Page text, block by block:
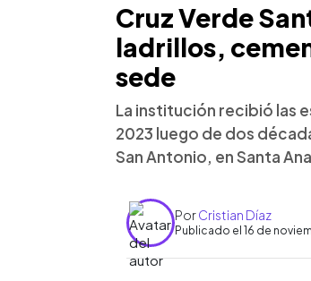
Cruz Verde
ladrillos,
sede
La institución recibió las
2023 luego de dos
San Antonio, en Santa Ana
PorCristian Díaz
Publicado el 16 de